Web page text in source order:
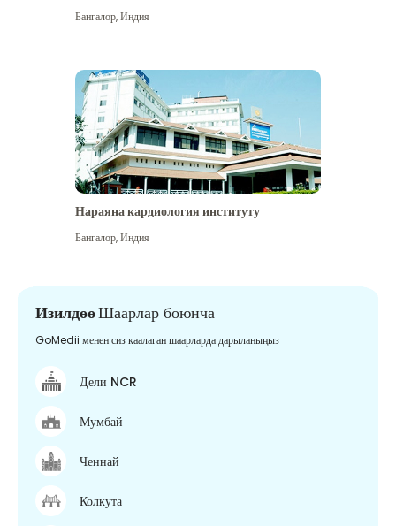
Бангалор,Индия
Нараяна кардиология институту
Бангалор,Индия
ИзилдөөШаарлар боюнча
GoMedii менен сиз каалаган шаарларда дарыланыңыз
Дели NCR
Мумбай
Ченнай
Колкута